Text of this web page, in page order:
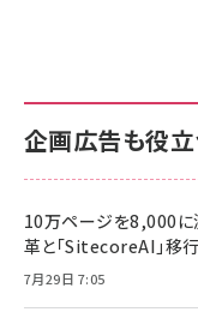
企画広告も役立
10万ページを8,000に
革と「SitecoreAI」移
7月29日 7:05